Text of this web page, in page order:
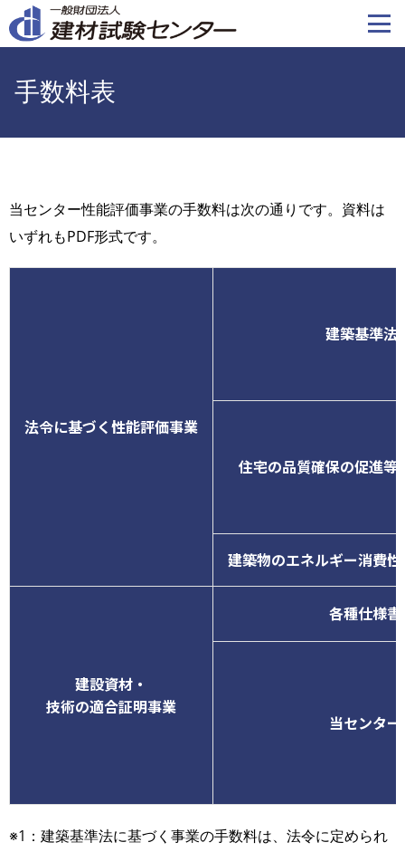
イ
移
動
手数料表
当センター性能評価事業の手数料は次の通りです。資料は
いずれもPDF形式です。
法令に基づく性能評価事業
建築基準
住宅の品質確保の促進
建築物のエネルギー消費
建設資材・
技術の適合証明事業
各種仕様
当センタ
※1：建築基準法に基づく事業の手数料は、法令に定められ